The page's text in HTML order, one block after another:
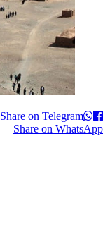
Share on Telegram
Share on WhatsApp